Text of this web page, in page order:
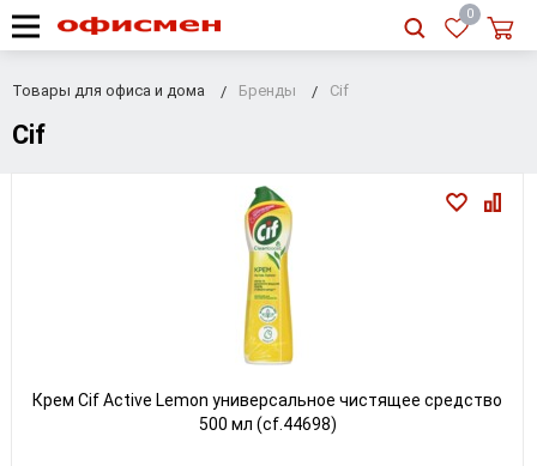
RU
0
Товары для офиса и дома Бренды Cif
Cif
Крем Cif Active Lemon универсальное чистящее средство
500 мл (cf.44698)